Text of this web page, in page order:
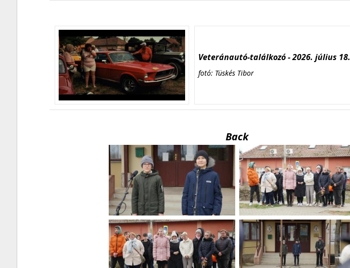
Veteránautó-találkozó - 2026. július 18.
fotó: Tüskés Tibor
Back